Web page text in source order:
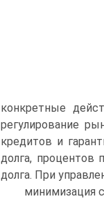
конкретные
регулирование
кредитов и
долга,
долга. При
минимизация